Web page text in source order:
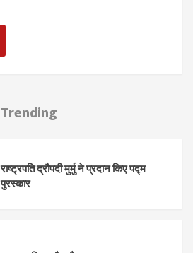
Trending
राष्ट्रपति द्रौपदी मुर्मु ने प्रदान किए पद्म
पुरस्कार